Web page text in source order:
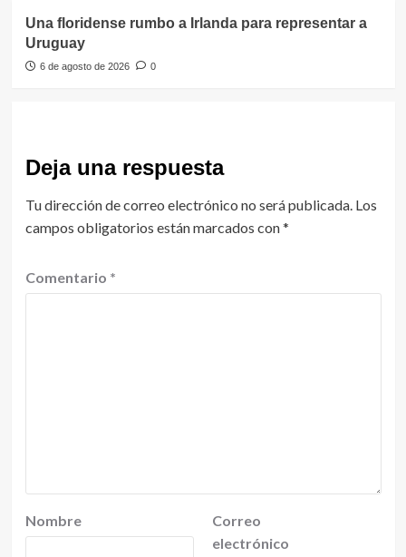
Una floridense rumbo a Irlanda para representar a
Uruguay
6 de agosto de 2026 0
Deja una respuesta
Tu dirección de correo electrónico no será publicada. Los
campos obligatorios están marcados con*
Comentario *
Nombre
Correo
electrónico